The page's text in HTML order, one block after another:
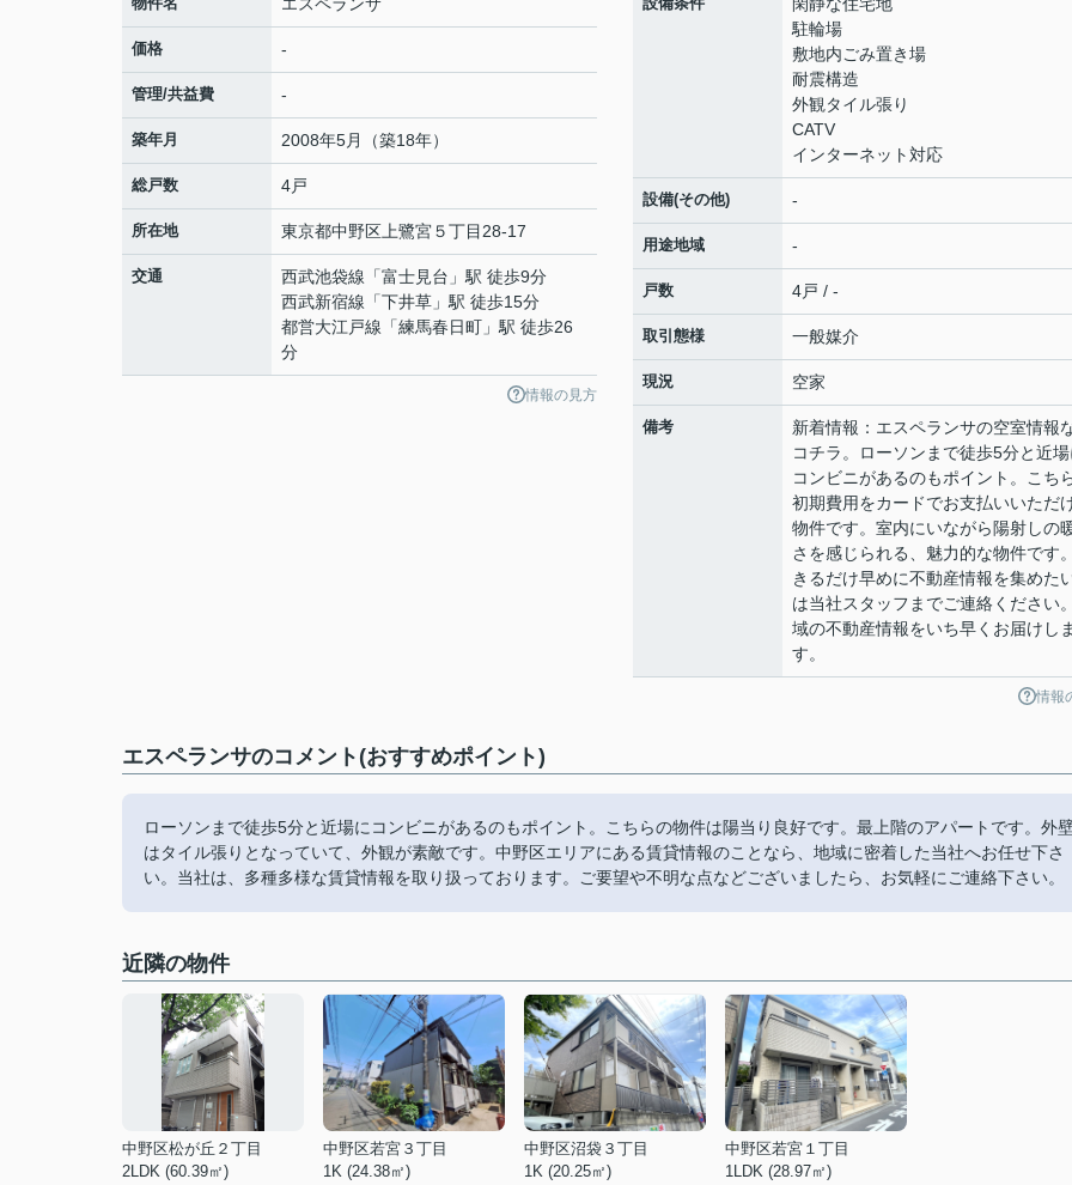
価格 -
管理/共益費 -
築年月 2008年5月（築18年）
総戸数 4戸
所在地 東京都中野区 上鷺宮５丁目28-17
交通 西武池袋線 「富士見台 」駅 徒歩9分
西武新宿線 「下井草 」駅 徒歩15分
都営大江戸線 「練馬春日町 」駅 徒歩26
分
情報の見方
駐輪場
敷地内ごみ置き場
耐震構造
外観タイル張り
CATV
インターネット対応
設備(その他) -
用途地域 -
戸数 4戸 / -
取引態様 一般媒介
現況 空家
備考
新着情報：エスペランサの空室情報
コチラ。ローソンまで徒歩5分と近場
コンビニがあるのもポイント。こち
初期費用をカードでお支払いいただ
物件です。室内にいながら陽射しの
さを感じられる、魅力的な物件です
きるだけ早めに不動産情報を集めた
は当社スタッフまでご連絡ください
域の不動産情報をいち早くお届けしま
す。
情報
エスペランサのコメント(おすすめポイント)
ローソンまで徒歩5分と近場にコンビニがあるのもポイント。こちらの物件は陽当り良好です。最上階のアパートです。外
はタイル張りとなっていて、外観が素敵です。中野区エリアにある賃貸情報のことなら、地域に密着した当社へお任せ下さ
い。当社は、多種多様な賃貸情報を取り扱っております。ご要望や不明な点などございましたら、お気軽にご連絡下さい。
近隣の物件
中野区松が丘２丁目
2LDK (60.39㎡)
中野区若宮３丁目
1K (24.38㎡)
中野区沼袋３丁目
1K (20.25㎡)
中野区若宮１丁目
1LDK (28.97㎡)